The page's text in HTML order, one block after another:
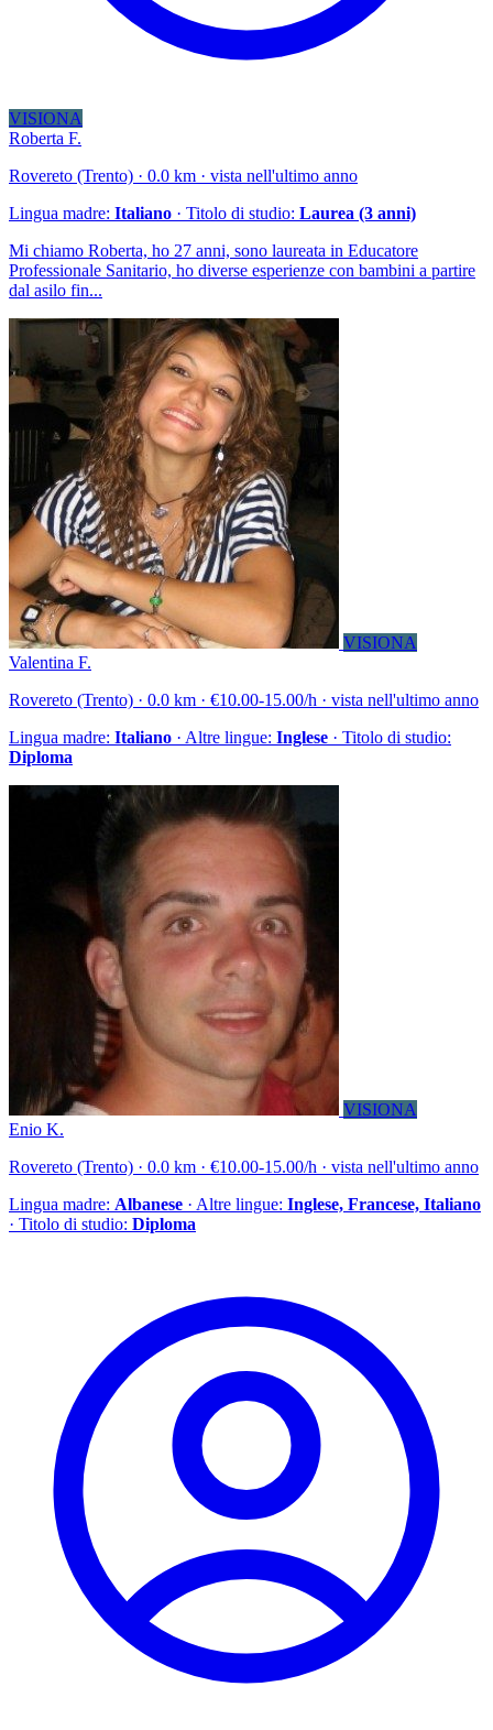
VISIONA
Roberta F.
Rovereto (Trento) · 0.0 km · vista nell'ultimo anno
Lingua madre: Italiano · Titolo di studio: Laurea (3 anni)
Mi chiamo Roberta, ho 27 anni, sono laureata in Educatore
Professionale Sanitario, ho diverse esperienze con bambini a partire
dal asilo fin...
VISIONA
Valentina F.
Rovereto (Trento) · 0.0 km · €10.00-15.00/h · vista nell'ultimo anno
Lingua madre: Italiano · Altre lingue: Inglese · Titolo di studio:
Diploma
VISIONA
Enio K.
Rovereto (Trento) · 0.0 km · €10.00-15.00/h · vista nell'ultimo anno
Lingua madre: Albanese · Altre lingue: Inglese, Francese, Italiano
· Titolo di studio: Diploma